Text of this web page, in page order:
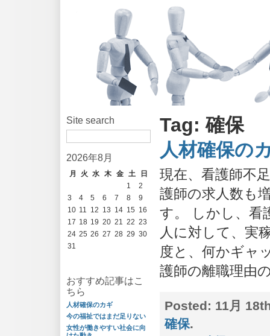
Site search
2026年8月
月 火 水 木 金 土
日
1
2
3
4 5 6 7 8
9
10 11 12 13 14 15 16
17 18 19 20 21 22 23
24 25 26 27 28 29 30
31
おすすめ記事はこ
ちら
人材確保のカギ
今の福祉ではまだ足りない
女性が働きやすい社会に向
Tag: 確保
人材確保の
現在、看護師不
護師の求人数も
す。 しかし、看
人に対して、実
度と、何かギャ
護師の離職理由
Posted: 11月
確保.